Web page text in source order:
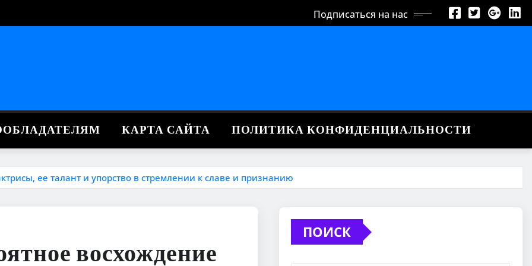
Подписаться на нас
КАРТА САЙТА ПОЛИТИКА КОНФИДЕНЦИАЛЬНОСТИ
ее талант и упорство в стремлении к славе и признанию
восхождение
ПОИСК